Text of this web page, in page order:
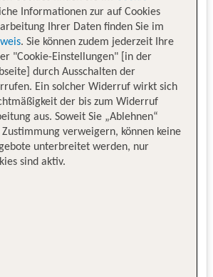
Informationen zur auf Cookies
Ihrer Daten finden Sie im
. Sie können zudem jederzeit Ihre
"Cookie-Einstellungen" [in der
durch Ausschalten der
Ein solcher Widerruf wirkt sich
der bis zum Widerruf
aus. Soweit Sie „Ablehnen“
verweigern, können keine
unterbreitet werden, nur
sind aktiv.